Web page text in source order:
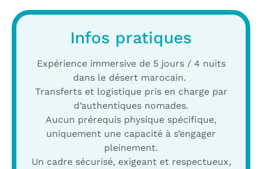
Infos pratiques
Expérience immersive de 5 jours / 4 nuits
dans le désert marocain.
Transferts et logistique pris en charge par
d’authentiques nomades.
Aucun prérequis physique spécifique,
uniquement une capacité à s’engager
pleinement.
Un cadre sécurisé, exigeant et respectueux,